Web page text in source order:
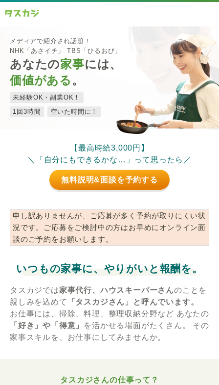
メディアで紹介され話題！
NHK「あさイチ」 TBS「ひるおび」
あなたの家事には、
価値がある 。
未経験OK・副業OK！
1回3時間
空いた時間に！
【最高時給3,000円】
＼「自分にもできるかな…」って思ったら／
無料説明&面談を予約する
申し訳ありませんが、ご応募が多く予約が取りにくい状
況です。ご応募をご検討中の方はお早めにオンライン面
談のご予約をお願いします。
いつもの家事に、やりがいと報酬を。
タスカジでは家事代行、ハウスキーパーさんのことを
親しみを込めて
「タスカジさん」と呼んでいます。
お仕事には、掃除、料理、整理収納分野など あなたの
「好き」や「得意」
を活かせる場面がたくさん。
その
家事スキルを、お仕事にしてみませんか。
タスカジさんの仕事って？